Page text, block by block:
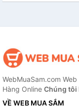
WebMuaSam.com
Hàng Online Chúng tôi
VỀ WEB MUA SẮM